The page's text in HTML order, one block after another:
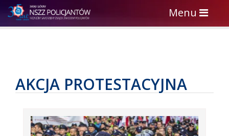
Toggle
navigation
Menu
AKCJA PROTESTACYJNA